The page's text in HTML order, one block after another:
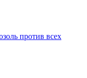
против всех